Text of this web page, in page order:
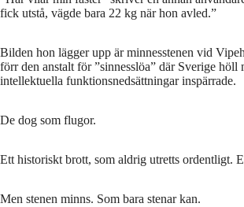
fick utstå, vägde bara 22 kg när hon avled.”
Bilden hon lägger upp är minnesstenen vid
förr den anstalt för ”sinnesslöa” där Sverige höll
intellektuella funktionsnedsättningar inspärrade.
De dog som flugor.
Ett historiskt brott, som aldrig utretts ordentligt.
Men stenen minns. Som bara stenar kan.